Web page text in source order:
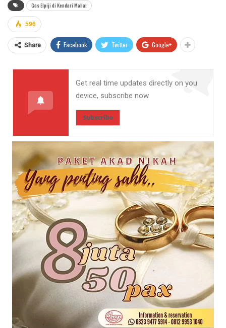
Gas Elpiji di Kendari Mahal
596
Share Facebook Twitter Google+
Get real time updates directly on you
device, subscribe now.
Subscribe